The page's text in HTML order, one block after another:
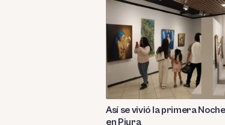
Así se vivió la primera
en Piura